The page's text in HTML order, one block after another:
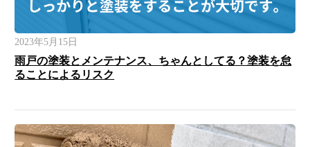
2023年5月15日
雨戸の塗装とメンテナンス、ちゃんとしてる？塗装を怠
ることによるリスク